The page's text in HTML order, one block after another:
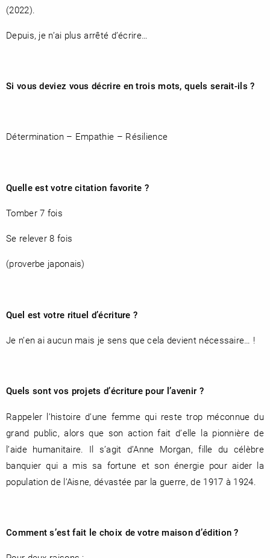
(2022).
Depuis, je n’ai plus arrêté d’écrire…
Si vous deviez vous décrire en trois mots, quels serait-ils ?
Détermination – Empathie – Résilience
Quelle est votre citation favorite ?
Tomber 7 fois
Se relever 8 fois
(proverbe japonais)
Quel est votre rituel d’écriture ?
Je n’en ai aucun mais je sens que cela devient nécessaire… !
Quels sont vos projets d’écriture pour l’avenir ?
Rappeler l’histoire d’une femme qui reste trop méconnue du
grand public, alors que son action fait d’elle la pionnière de
l’aide humanitaire. Il s’agit d’Anne Morgan, fille du célèbre
banquier qui a mis sa fortune et son énergie pour aider la
population de l’Aisne, dévastée par la guerre, de 1917 à 1924.
Comment s’est fait le choix de votre maison d’édition ?